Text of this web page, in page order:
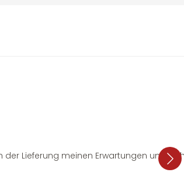
Lieferung meinen Erwartungen und